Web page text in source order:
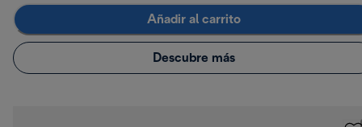
Añadir al carrito
Descubre más